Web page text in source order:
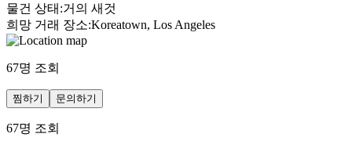
물건 상태 :거의 새것
희망 거래 장소:Koreatown, Los Angeles
67명 조회
찜하기 문의하기
67명 조회